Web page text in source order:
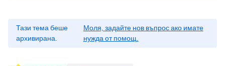
Тази тема беше
архивирана.
Моля, задайте нов въпрос ако имате
нужда от помощ.